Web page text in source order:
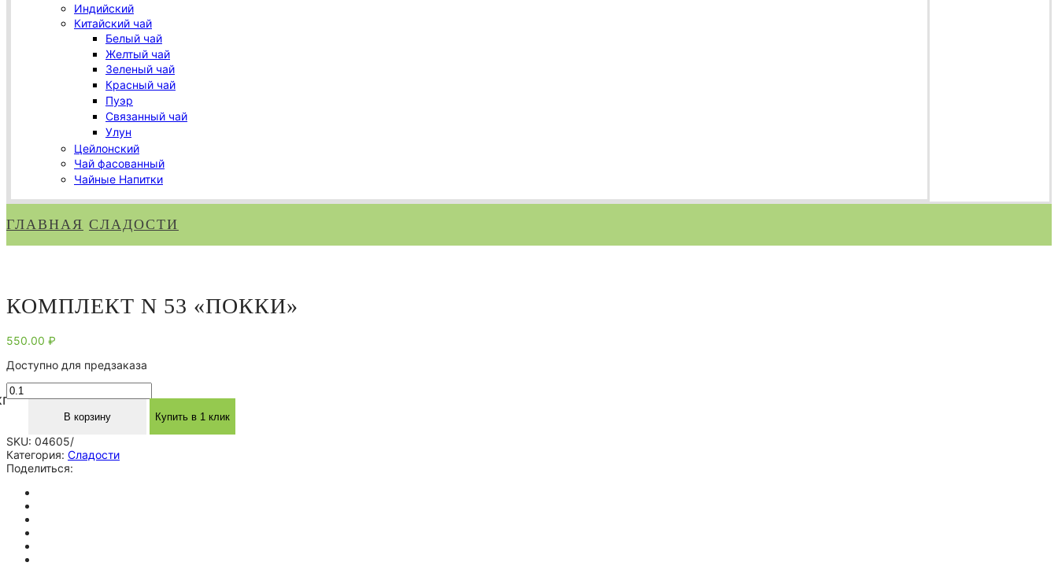
Индийский
Китайский чай
Белый чай
Желтый чай
Зеленый чай
Красный чай
Пуэр
Связанный чай
Улун
Цейлонский
Чай фасованный
Чайные Напитки
ГЛАВНАЯ СЛАДОСТИ
КОМПЛЕКТ N 53 «ПОККИ»
550.00 ₽
Доступно для предзаказа
Количество
товара
53
"Покки"
В корзину Купить в 1 клик
SKU: 04605/
Категория: Сладости
Поделиться: